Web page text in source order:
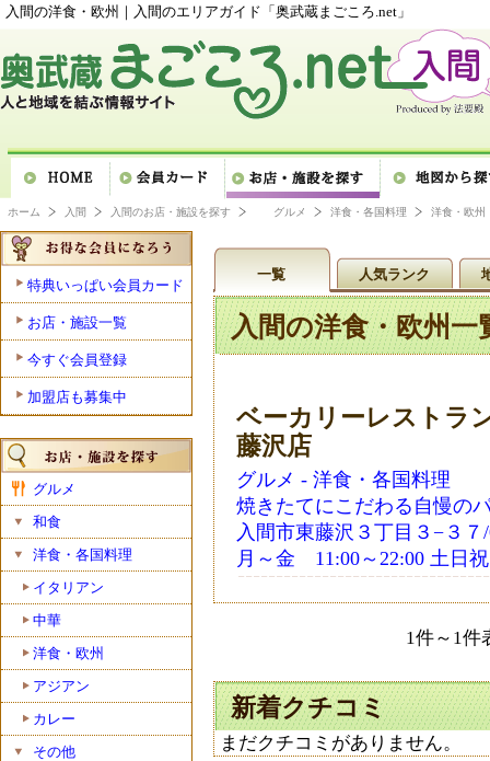
入間の洋食・欧州｜入間のエリアガイド「奥武蔵まごころ.net」
ホーム 入間 入間のお店・施設を探す グルメ 洋食・各国料理 洋食・欧州
特典いっぱい会員カード
お店・施設一覧
今すぐ会員登録
加盟店も募集中
グルメ
和食
洋食・各国料理
イタリアン
中華
洋食・欧州
アジアン
カレー
その他
一覧 人気ランク
入間の洋食・欧州一
ベーカリーレストラ
藤沢店
グルメ - 洋食・各国料理
焼きたてにこだわる自慢の
入間市東藤沢３丁目３−３７/
月～金 11:00～22:00 土日
1件～1件
新着クチコミ
まだクチコミがありません。